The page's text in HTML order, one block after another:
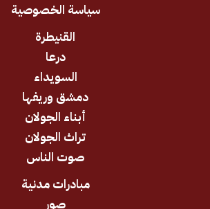
سياسة الخصوصية
دمشق وريفها
أبناء الجولان
تراث الجولان
صوت الناس
مبادرات مدنية